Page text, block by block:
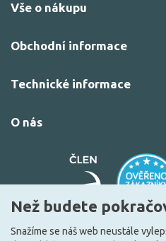
Vše o nákupu
Obchodní informace
Technické informace
O nás
Než budete
Snažíme se náš web neustále